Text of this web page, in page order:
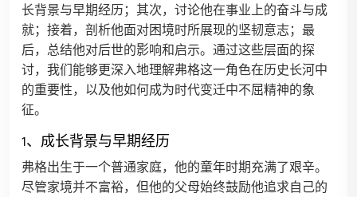
长背景与早期经历；其次，讨论他在事业上的奋斗与成
就；接着，剖析他面对困境时所展现的坚韧意志；最
后，总结他对后世的影响和启示。通过这些层面的探
讨，我们能够更深入地理解弗格这一角色在历史长河中
的重要性，以及他如何成为时代变迁中不屈精神的象
征。
1、成长背景与早期经历
弗格出生于一个普通家庭，他的童年时期充满了艰辛。
尽管家境并不富裕，但他的父母始终鼓励他追求自己的